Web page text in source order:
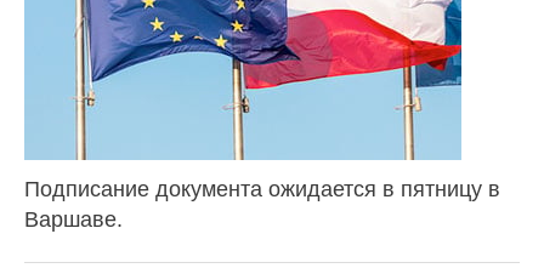
Подписание документа ожидается в пятницу в
Варшаве.